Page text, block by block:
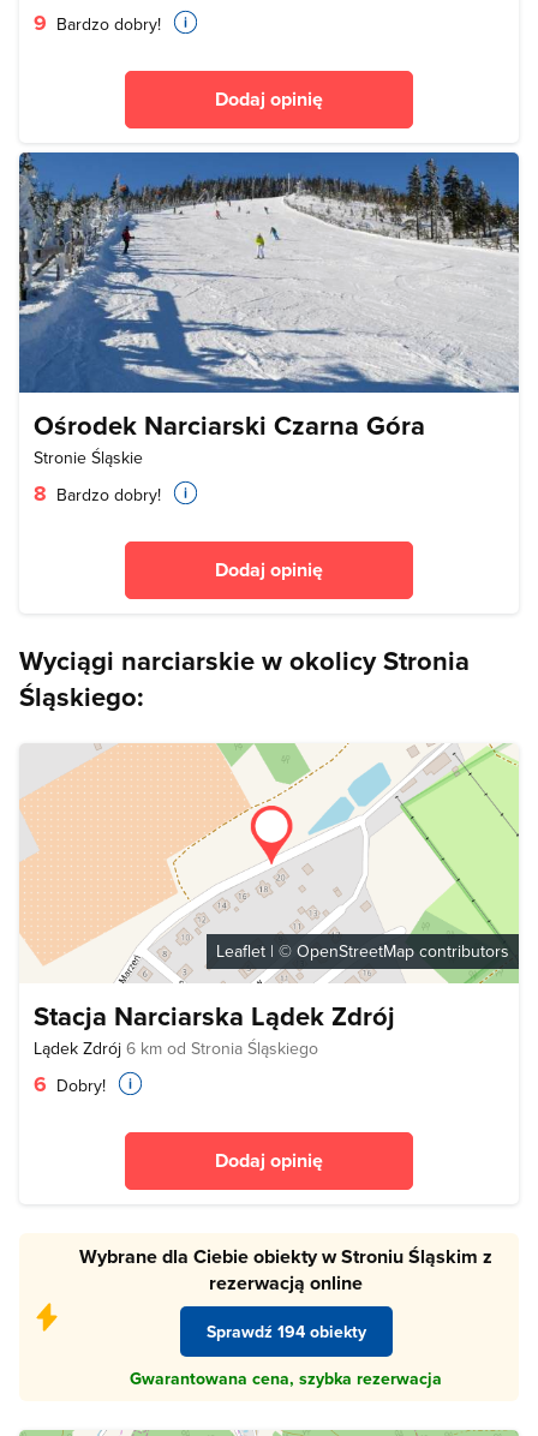
9 Bardzo dobry!
Dodaj opinię
Ośrodek Narciarski Czarna Góra
Stronie Śląskie
8 Bardzo dobry!
Dodaj opinię
Wyciągi narciarskie w okolicy Stronia
Śląskiego:
Leaflet | © OpenStreetMap contributors
Stacja Narciarska Lądek Zdrój
Lądek Zdrój 6 km od Stronia Śląskiego
6 Dobry!
Dodaj opinię
Wybrane dla Ciebie obiekty w Stroniu Śląskim z
rezerwacją online
Sprawdź 194 obiekty
Gwarantowana cena, szybka rezerwacja